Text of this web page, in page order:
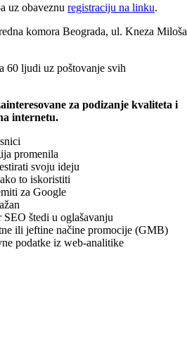
uz obaveznu registraciju na linku.
komora Beograda, ul. Kneza Miloša
60 ljudi uz poštovanje svih
za podizanje kvaliteta i
internetu.
promenila
svoju ideju
to iskoristiti
za Google
štedi u oglašavanju
ili jeftine načine promocije (GMB)
podatke iz web-analitike